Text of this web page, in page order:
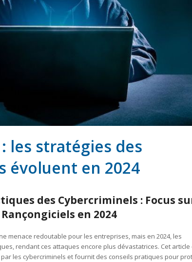
les stratégies des
évoluent en 2024
des Cybercriminels : Focus
Rançongiciels en 2024
menace redoutable pour les entreprises, mais en 2024, les
rendant ces attaques encore plus dévastatrices. Cet article
les cybercriminels et fournit des conseils pratiques pour